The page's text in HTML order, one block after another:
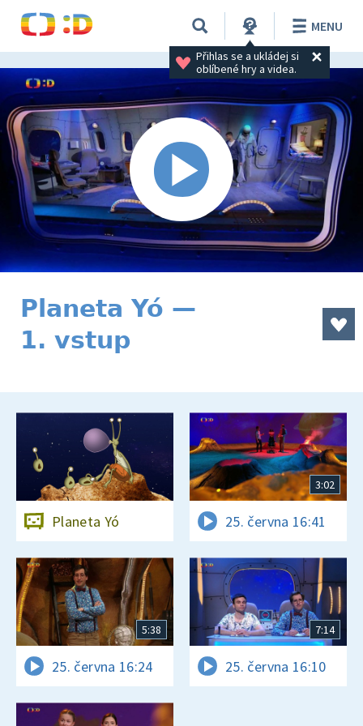
Přihlas se a ukládej si
oblíbené hry a videa.
MENU
Planeta Yó —
1. vstup
Planeta Yó
3:02
25. června 16:41
5:38
25. června 16:24
7:14
25. června 16:10